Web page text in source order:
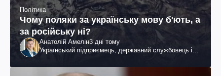
Політика
Чому поляки за українську мову б'ють, а
за російську ні?
Анатолій Амелін3 дні тому
Український підприємець, державний службовець і